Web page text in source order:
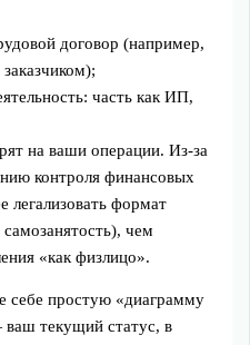
договор (например,
часть как ИП,
на ваши операции. Из-за
контроля финансовых
легализовать формат
чем
«как физлицо».
себе простую «диаграмму
текущий статус, в